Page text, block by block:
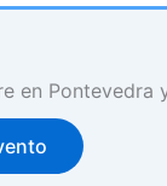
en Pontevedra